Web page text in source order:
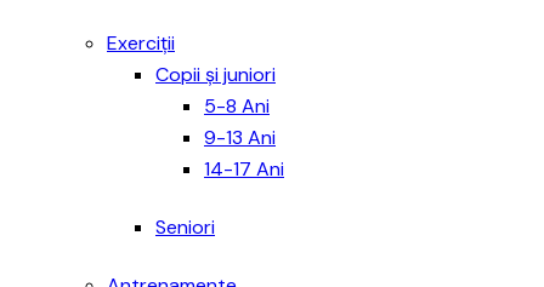
Exerciții
Copii și juniori
5-8 Ani
9-13 Ani
14-17 Ani
Seniori